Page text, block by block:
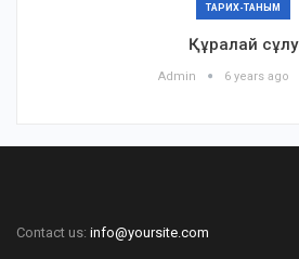
ТАРИХ-ТАНЫМ
Құралай сұлу
Admin 6 years ago
Contact us: info@yoursite.com